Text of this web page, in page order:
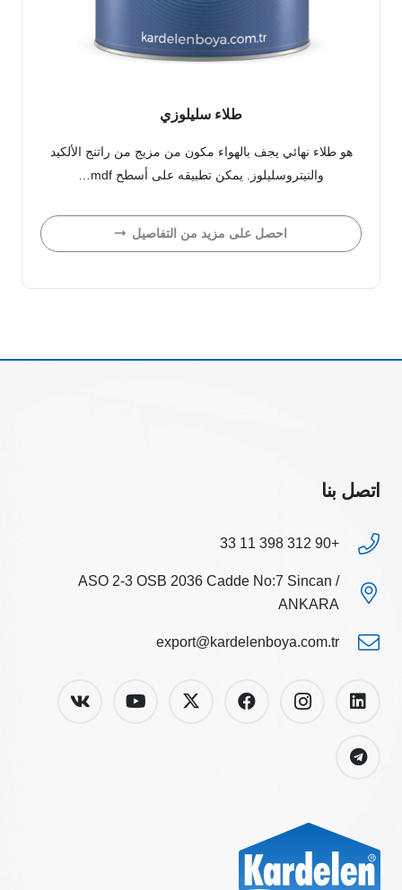
طلاء سليلوزي
هو طلاء نهائي يجف بالهواء مكون من مزيج من راتنج الألكيد
والنيتروسليلوز. يمكن تطبيقه على أسطح mdf…
احصل على مزيد من التفاصيل
اتصل بنا
+90 312 398 11 33
ASO 2-3 OSB 2036 Cadde No:7 Sincan /
ANKARA
export@kardelenboya.com.tr